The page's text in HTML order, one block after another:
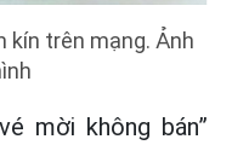
kín trên mạng. Ảnh
mời không bán”